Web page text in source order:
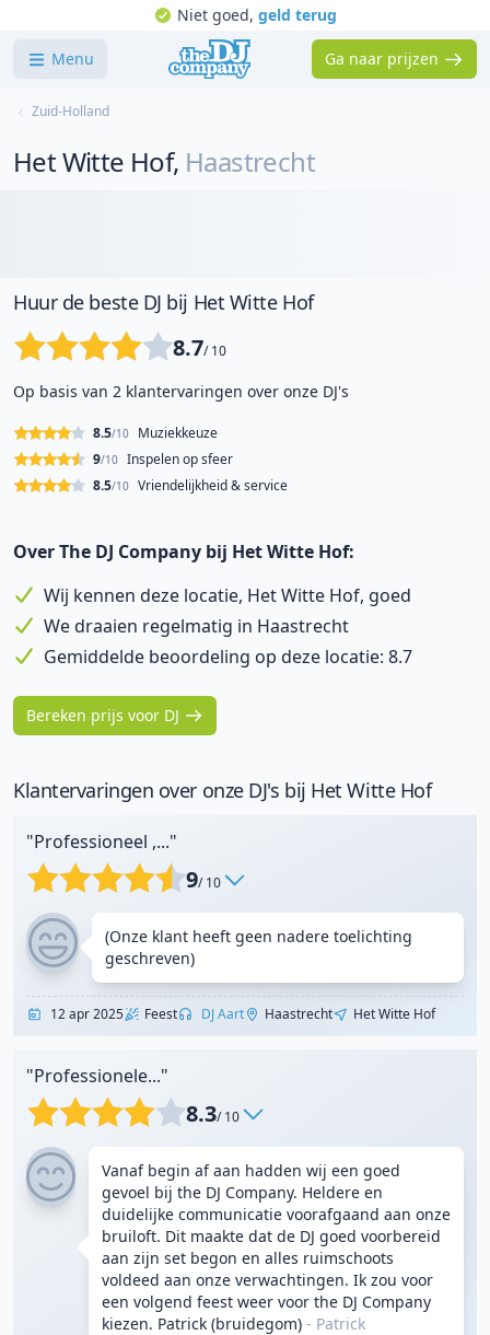
Niet goed, geld terug
Menu Ga naar prijzen
Zuid-Holland
Het Witte Hof, Haastrecht
Huur de beste DJ bij Het Witte Hof
8.7/ 10
Op basis van 2 klantervaringen over onze DJ's
Muziekkeuze
8.5/10
Inspelen op sfeer
9/10
Vriendelijkheid & service
8.5/10
Over The DJ Company bij Het Witte Hof:
Wij kennen deze locatie, Het Witte Hof, goed
We draaien regelmatig in Haastrecht
Gemiddelde beoordeling op deze locatie: 8.7
Bereken prijs voor DJ
Klantervaringen over onze DJ's bij Het Witte Hof
"Professioneel ,..."
9/ 10
(Onze klant heeft geen nadere toelichting
geschreven)
12 apr 2025 Feest DJ Aart Haastrecht Het Witte Hof
"Professionele..."
8.3/ 10
Vanaf begin af aan hadden wij een goed
gevoel bij the DJ Company. Heldere en
duidelijke communicatie voorafgaand aan onze
bruiloft. Dit maakte dat de DJ goed voorbereid
aan zijn set begon en alles ruimschoots
voldeed aan onze verwachtingen. Ik zou voor
een volgend feest weer voor the DJ Company
kiezen. Patrick (bruidegom) - Patrick